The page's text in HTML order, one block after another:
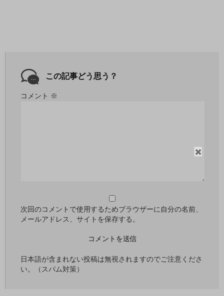
閉
る
この記事どう思う？
コメント ※
次回のコメントで使用するためブラウザーに自分の名前、
メールアドレス、サイトを保存する。
日本語が含まれない投稿は無視されますのでご注意くださ
い。（スパム対策）